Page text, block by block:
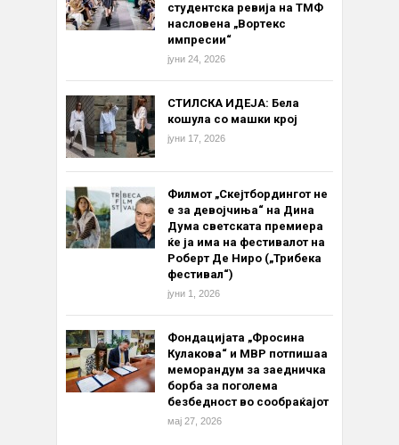
студентска ревија на ТМФ
насловена „Вортекс
импресии“
јуни 24, 2026
СТИЛСКА ИДЕЈА: Бела
кошула со машки крој
јуни 17, 2026
Филмот „Скејтбордингот не
е за девојчиња“ на Дина
Дума светската премиера
ќе ја има на фестивалот на
Роберт Де Ниро („Трибека
фестивал“)
јуни 1, 2026
Фондацијата „Фросина
Кулакова“ и МВР потпишаа
меморандум за заедничка
борба за поголема
безбедност во сообраќајот
мај 27, 2026